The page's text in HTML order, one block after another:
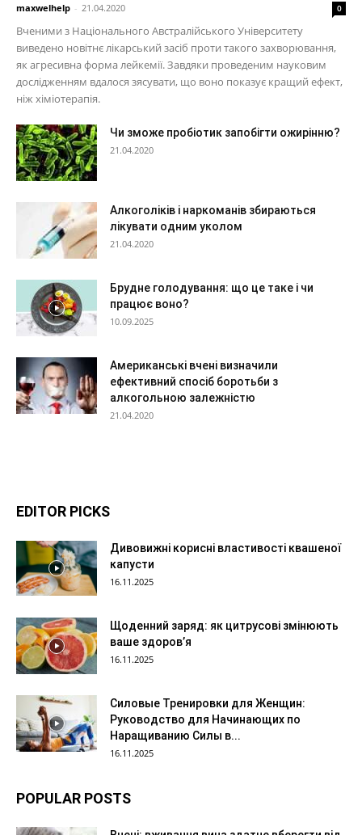
maxwelhelp - 21.04.2020 0
Вченими з Національного Австралійського Університету
виведено новітнє лікарський засіб проти такого захворювання,
як агресивна форма лейкемії. Завдяки проведеним науковим
дослідженням вдалося зясувати, що воно показує кращий ефект,
ніж хіміотерапія.
Чи зможе пробіотик запобігти ожирінню?
21.04.2020
Алкоголіків і наркоманів збираються
лікувати одним уколом
21.04.2020
Брудне голодування: що це таке і чи
працює воно?
10.09.2025
Американські вчені визначили
ефективний спосіб боротьби з
алкогольною залежністю
21.04.2020
EDITOR PICKS
Дивовижні корисні властивості квашеної
капусти
16.11.2025
Щоденний заряд: як цитрусові змінюють
ваше здоров’я
16.11.2025
Силовые Тренировки для Женщин:
Руководство для Начинающих по
Наращиванию Силы в...
16.11.2025
POPULAR POSTS